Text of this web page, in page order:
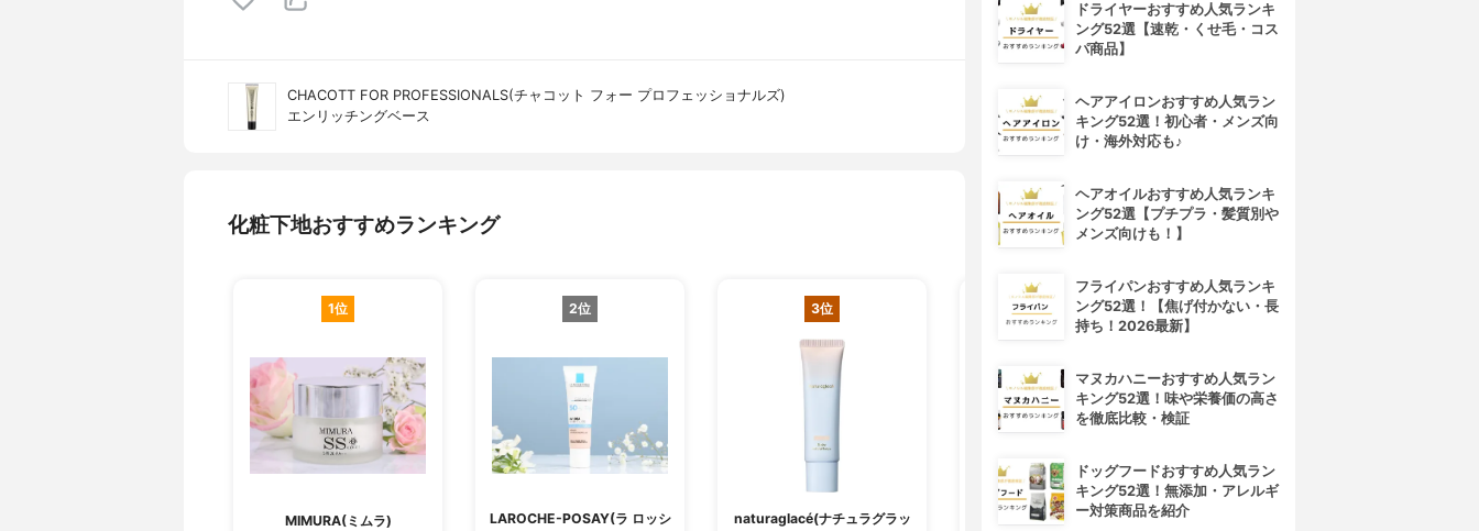
CHACOTT FOR PROFESSIONALS(チャコット フォー プロフェッショナルズ)
エンリッチングベース
化粧下地おすすめランキング
1位
MIMURA(ミムラ)
2位
LAROCHE-POSAY(ラ ロッシ
3位
naturaglacé(ナチュラグラッ
CEZANNE(セザンヌ)
ドライヤーおすすめ人気ランキ
ング52選【速乾・くせ毛・コス
パ商品】
ヘアアイロンおすすめ人気ラン
キング52選！初心者・メンズ向
け・海外対応も♪
ヘアオイルおすすめ人気ランキ
ング52選【プチプラ・髪質別や
メンズ向けも！】
フライパンおすすめ人気ランキ
ング52選！【焦げ付かない・長
持ち！2026最新】
マヌカハニーおすすめ人気ラン
キング52選！味や栄養価の高さ
を徹底比較・検証
ドッグフードおすすめ人気ラン
キング52選！無添加・アレルギ
ー対策商品を紹介